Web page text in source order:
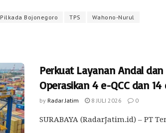
Pilkada Bojonegoro TPS Wahono-Nurul
Perkuat Layanan Andal dan
Operasikan 4 e-QCC dan 14
by Radar Jatim 8 JULI 2026 0
SURABAYA (RadarJatim.id) – PT